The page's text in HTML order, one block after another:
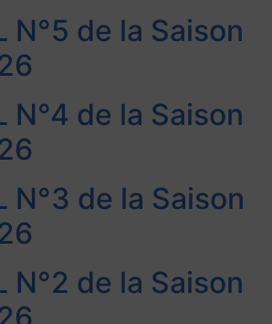
N°5 de la Saison
N°4 de la Saison
N°3 de la Saison
N°2 de la Saison